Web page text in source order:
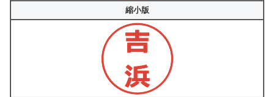
縮小版